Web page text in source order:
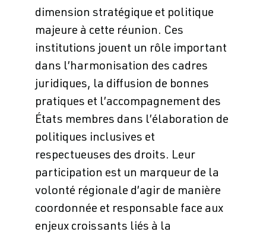
dimension stratégique et politique
majeure à cette réunion. Ces
institutions jouent un rôle important
dans l’harmonisation des cadres
juridiques, la diffusion de bonnes
pratiques et l’accompagnement des
États membres dans l’élaboration de
politiques inclusives et
respectueuses des droits. Leur
participation est un marqueur de la
volonté régionale d’agir de manière
coordonnée et responsable face aux
enjeux croissants liés à la